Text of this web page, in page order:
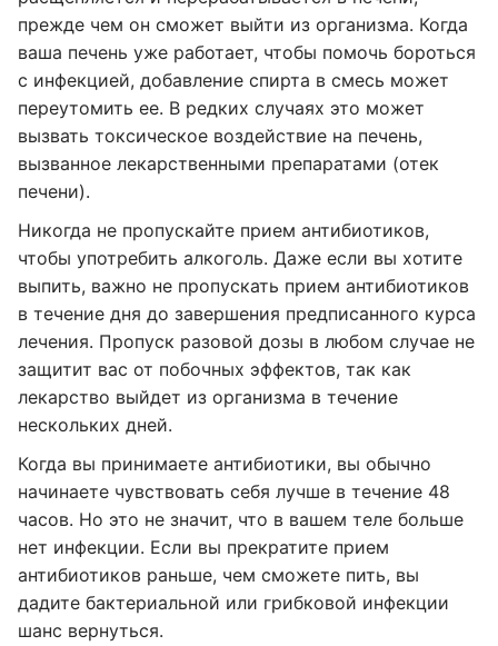
прежде чем он сможет выйти из организма. Когда
ваша печень уже работает, чтобы помочь бороться
с инфекцией, добавление спирта в смесь может
переутомить ее. В редких случаях это может
вызвать токсическое воздействие на печень,
вызванное лекарственными препаратами (отек
печени).
Никогда не пропускайте прием антибиотиков,
чтобы употребить алкоголь. Даже если вы хотите
выпить, важно не пропускать прием антибиотиков
в течение дня до завершения предписанного курса
лечения. Пропуск разовой дозы в любом случае не
защитит вас от побочных эффектов, так как
лекарство выйдет из организма в течение
нескольких дней.
Когда вы принимаете антибиотики, вы обычно
начинаете чувствовать себя лучше в течение 48
часов. Но это не значит, что в вашем теле больше
нет инфекции. Если вы прекратите прием
антибиотиков раньше, чем сможете пить, вы
дадите бактериальной или грибковой инфекции
шанс вернуться.